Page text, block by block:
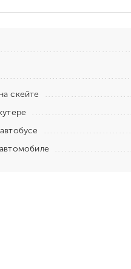
скейте